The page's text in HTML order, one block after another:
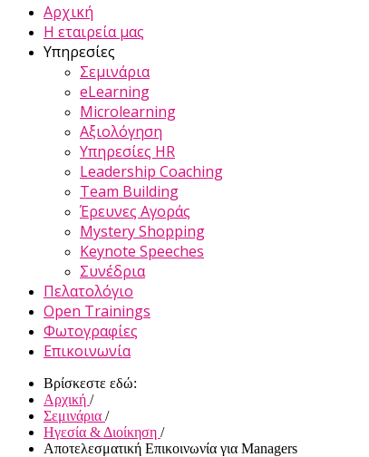
Αρχική
Η εταιρεία μας
Υπηρεσίες
Σεμινάρια
eLearning
Microlearning
Αξιολόγηση
Υπηρεσίες HR
Leadership Coaching
Team Building
Έρευνες Αγοράς
Mystery Shopping
Keynote Speeches
Συνέδρια
Πελατολόγιο
Open Trainings
Φωτογραφίες
Επικοινωνία
Βρίσκεστε εδώ:
Αρχική /
Σεμινάρια /
Ηγεσία & Διοίκηση /
Αποτελεσματική Επικοινωνία για Managers